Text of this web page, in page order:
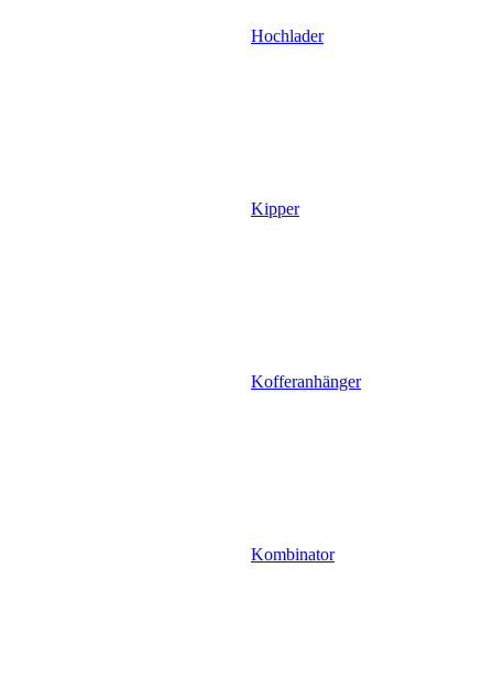
Hochlader
Kipper
Kofferanhänger
Kombinator